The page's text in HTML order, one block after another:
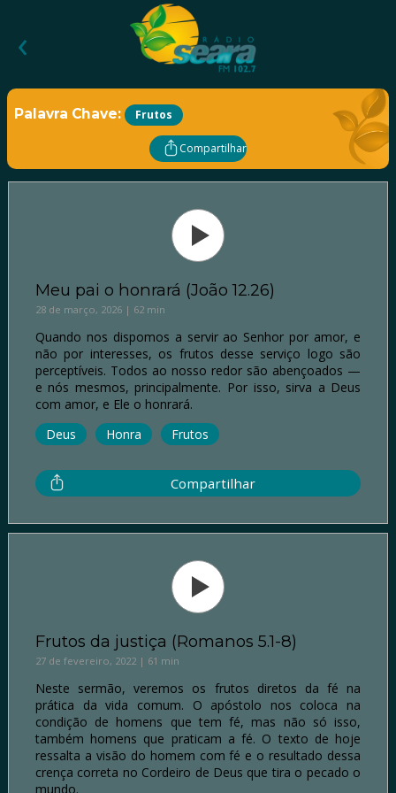
‹
Palavra Chave: Frutos
Compartilhar
Meu pai o honrará (João 12.26)
28 de março, 2026 | 62 min
Quando nos dispomos a servir ao Senhor por amor, e
não por interesses, os frutos desse serviço logo são
perceptíveis. Todos ao nosso redor são abençoados —
e nós mesmos, principalmente. Por isso, sirva a Deus
com amor, e Ele o honrará.
Deus
Honra Frutos
Compartilhar
Frutos da justiça (Romanos 5.1-8)
27 de fevereiro, 2022 | 61 min
Neste sermão, veremos os frutos diretos da fé na
prática da vida comum. O apóstolo nos coloca na
condição de homens que tem fé, mas não só isso,
também homens que praticam a fé. O texto de hoje
ressalta a visão do homem com fé e o resultado dessa
crença correta no Cordeiro de Deus que tira o pecado o
mundo.